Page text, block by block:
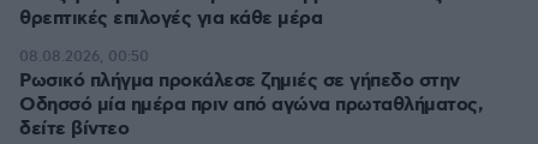
θρεπτικές επιλογές για κάθε μέρα
Ρωσικό πλήγμα προκάλεσε ζημιές σε γήπεδο στην
Οδησσό μία ημέρα πριν από αγώνα πρωταθλήματος,
δείτε βίντεο
08.08.2026, 00:50